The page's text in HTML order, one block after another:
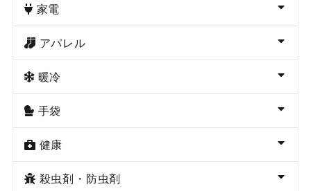
家電
アパレル
暖冷
手袋
健康
殺虫剤・防虫剤